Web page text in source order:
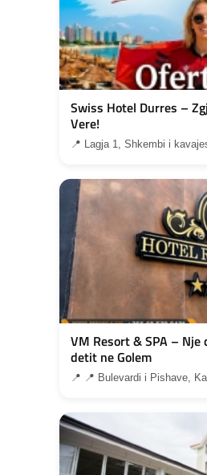
Swiss Hotel Durres –
Vere!
📍 Lagja 1, Shkembi i
VM Resort & SPA –
detit ne Golem
📍 📍 Bulevardi i Pishave,